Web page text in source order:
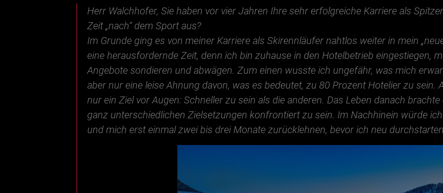
Herr Walchhofer, Sie haben vor vier Jahren Ihre sehr erfolgreiche Karriere als
Zeit „nach“ dem Sport aus?
Im Grunde ging es von meiner Karriere als Skirennläufer nahtlos weiter in mein
eine herausfordernde Zeit, denn ich bin zuhause in den Hotelbetrieb eingestiegen,
Angebote sondieren und abwägen. Zum einen wusste ich ungefähr, was mich
aber nur eine leise Ahnung davon, was es bedeutet, zu 80 Prozent Hotelier zu
nur ein Ziel vor Augen: Schneller zu sein als die anderen. Das Leben danach
ganz unterschiedlichen Zielsetzungen konfrontiert zu sein. Im Nachhinein würde
und mich erst einmal zwei bis drei Monate zurücklehnen, bevor ich neu